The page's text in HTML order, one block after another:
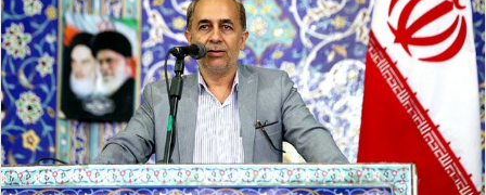
م
ی
ل